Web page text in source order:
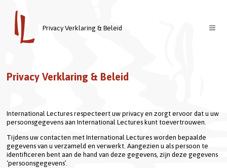
Privacy Verklaring & Beleid
Docenten
Welkom
Visie & Missie
Contact
Inloggen
English
Privacy Verklaring & Beleid
International Lectures respecteert uw privacy en zorgt ervoor dat u uw
persoonsgegevens aan International Lectures kunt toevertrouwen.
Tijdens uw contacten met International Lectures worden bepaalde
gegevens van u verzameld en verwerkt. Aangezien u als persoon te
identificeren bent aan de hand van deze gegevens, zijn deze gegevens
‘persoonsgegevens’.